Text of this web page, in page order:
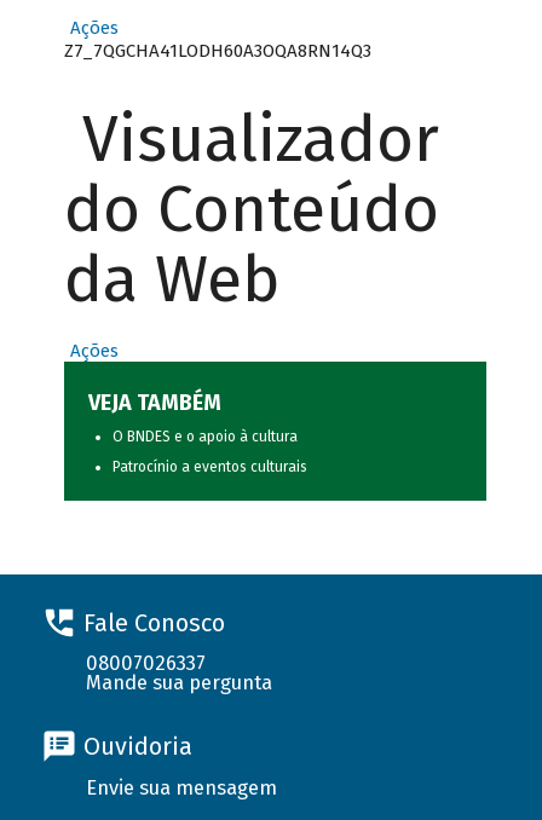
Ações
Z7_7QGCHA41LODH60A3OQA8RN14Q3
Visualizador
do Conteúdo
da Web
Ações
VEJA TAMBÉM
O BNDES e o apoio à cultura
Patrocínio a eventos culturais
Fale Conosco
08007026337
Mande sua pergunta
Ouvidoria
Envie sua mensagem